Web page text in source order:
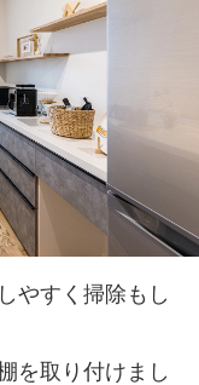
やすく掃除もし
を取り付けまし